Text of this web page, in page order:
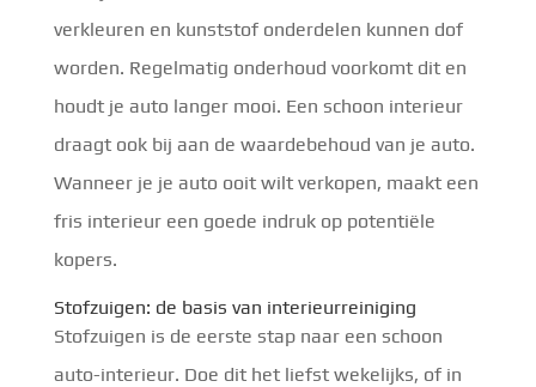
verkleuren en kunststof onderdelen kunnen dof
worden. Regelmatig onderhoud voorkomt dit en
houdt je auto langer mooi. Een schoon interieur
draagt ook bij aan de waardebehoud van je auto.
Wanneer je je auto ooit wilt verkopen, maakt een
fris interieur een goede indruk op potentiële
kopers.
Stofzuigen: de basis van interieurreiniging
Stofzuigen is de eerste stap naar een schoon
auto-interieur. Doe dit het liefst wekelijks, of in